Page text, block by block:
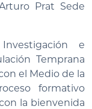
Prat Sede
e
Temprana
el Medio de la
formativo
la bienvenida